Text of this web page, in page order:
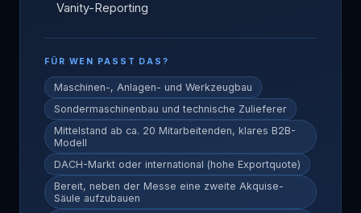
Vanity-Reporting
FÜR WEN PASST DAS?
Maschinen-, Anlagen- und Werkzeugbau
Sondermaschinenbau und technische Zulieferer
Mittelstand ab ca. 20 Mitarbeitenden, klares B2B-
Modell
DACH-Markt oder international (hohe Exportquote)
Bereit, neben der Messe eine zweite Akquise-
Säule aufzubauen